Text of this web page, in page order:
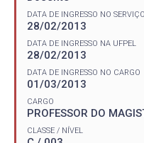
DATA DE INGRESSO NO
28/02/2013
DATA DE INGRESSO NA UFPEL
28/02/2013
DATA DE INGRESSO NO CARGO
01/03/2013
CARGO
PROFESSOR DO
CLASSE / NÍVEL